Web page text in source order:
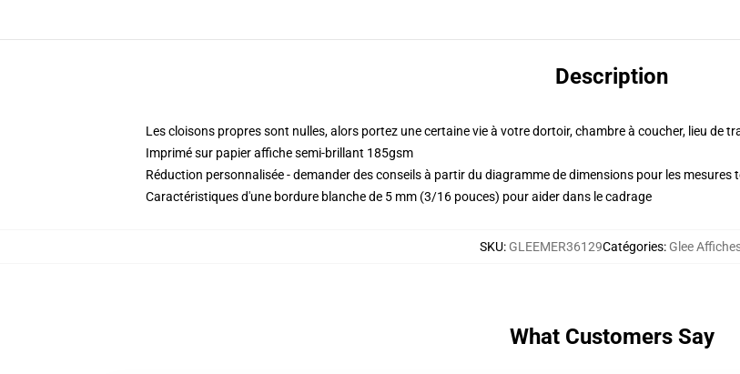
Description
Les cloisons propres sont nulles, alors portez une certaine vie à votre dortoir, chambre à coucher, lieu de
Imprimé sur papier affiche semi-brillant 185gsm
Réduction personnalisée - demander des conseils à partir du diagramme de dimensions pour les mesures
Caractéristiques d'une bordure blanche de 5 mm (3/16 pouces) pour aider dans le cadrage
SKU: GLEEMER36129Catégories: Glee
What Customers Say